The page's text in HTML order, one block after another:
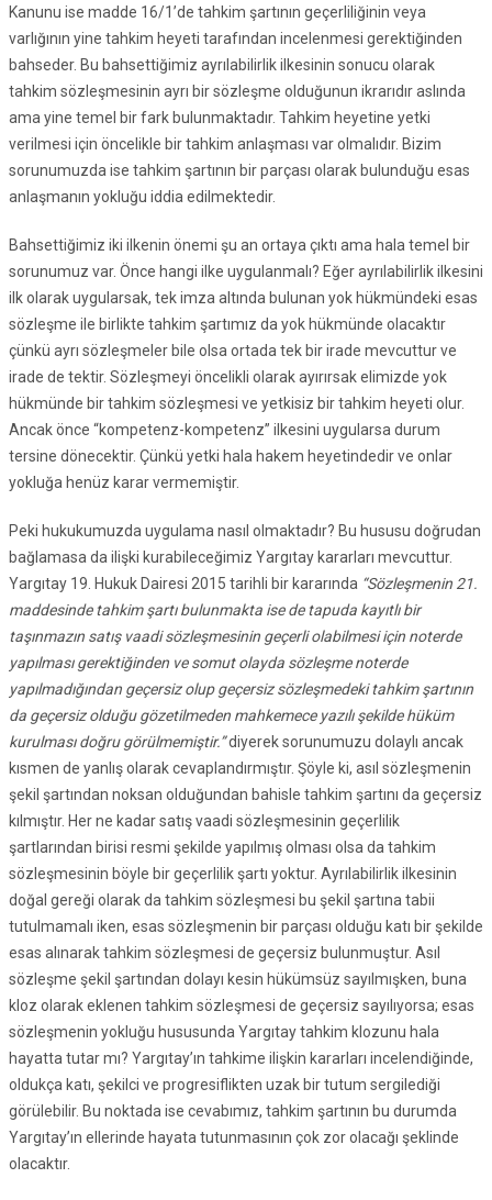
Kanunu ise madde 16/1’de tahkim şartının geçerliliğinin veya
varlığının yine tahkim heyeti tarafından incelenmesi gerektiğinden
bahseder. Bu bahsettiğimiz ayrılabilirlik ilkesinin sonucu olarak
tahkim sözleşmesinin ayrı bir sözleşme olduğunun ikrarıdır aslında
ama yine temel bir fark bulunmaktadır. Tahkim heyetine yetki
verilmesi için öncelikle bir tahkim anlaşması var olmalıdır. Bizim
sorunumuzda ise tahkim şartının bir parçası olarak bulunduğu esas
anlaşmanın yokluğu iddia edilmektedir.
Bahsettiğimiz iki ilkenin önemi şu an ortaya çıktı ama hala temel bir
sorunumuz var. Önce hangi ilke uygulanmalı? Eğer ayrılabilirlik ilkesini
ilk olarak uygularsak, tek imza altında bulunan yok hükmündeki esas
sözleşme ile birlikte tahkim şartımız da yok hükmünde olacaktır
çünkü ayrı sözleşmeler bile olsa ortada tek bir irade mevcuttur ve
irade de tektir. Sözleşmeyi öncelikli olarak ayırırsak elimizde yok
hükmünde bir tahkim sözleşmesi ve yetkisiz bir tahkim heyeti olur.
Ancak önce “kompetenz-kompetenz” ilkesini uygularsa durum
tersine dönecektir. Çünkü yetki hala hakem heyetindedir ve onlar
yokluğa henüz karar vermemiştir.
Peki hukukumuzda uygulama nasıl olmaktadır? Bu hususu doğrudan
bağlamasa da ilişki kurabileceğimiz Yargıtay kararları mevcuttur.
Yargıtay 19. Hukuk Dairesi 2015 tarihli bir kararında “Sözleşmenin 21.
maddesinde tahkim şartı bulunmakta ise de tapuda kayıtlı bir
taşınmazın satış vaadi sözleşmesinin geçerli olabilmesi için noterde
yapılması gerektiğinden ve somut olayda sözleşme noterde
yapılmadığından geçersiz olup geçersiz sözleşmedeki tahkim şartının
da geçersiz olduğu gözetilmeden mahkemece yazılı şekilde hüküm
kurulması doğru görülmemiştir.”diyerek sorunumuzu dolaylı ancak
kısmen de yanlış olarak cevaplandırmıştır. Şöyle ki, asıl sözleşmenin
şekil şartından noksan olduğundan bahisle tahkim şartını da geçersiz
kılmıştır. Her ne kadar satış vaadi sözleşmesinin geçerlilik
şartlarından birisi resmi şekilde yapılmış olması olsa da tahkim
sözleşmesinin böyle bir geçerlilik şartı yoktur. Ayrılabilirlik ilkesinin
doğal gereği olarak da tahkim sözleşmesi bu şekil şartına tabii
tutulmamalı iken, esas sözleşmenin bir parçası olduğu katı bir şekilde
esas alınarak tahkim sözleşmesi de geçersiz bulunmuştur. Asıl
sözleşme şekil şartından dolayı kesin hükümsüz sayılmışken, buna
kloz olarak eklenen tahkim sözleşmesi de geçersiz sayılıyorsa; esas
sözleşmenin yokluğu hususunda Yargıtay tahkim klozunu hala
hayatta tutar mı? Yargıtay’ın tahkime ilişkin kararları incelendiğinde,
oldukça katı, şekilci ve progresiflikten uzak bir tutum sergilediği
görülebilir. Bu noktada ise cevabımız, tahkim şartının bu durumda
Yargıtay’ın ellerinde hayata tutunmasının çok zor olacağı şeklinde
olacaktır.